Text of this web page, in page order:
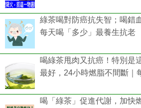
綠茶喝對防癌抗失智；喝
每天喝「多少」最養生抗老
喝綠茶甩肉又抗癌！特別是
最好，24小時燃脂不間斷｜
喝「綠茶」促進代謝，加快